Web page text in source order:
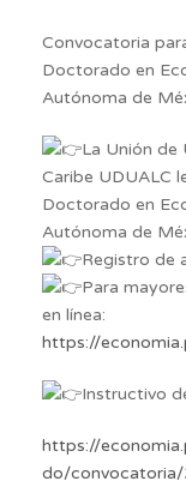
Convocatoria
Doctorado en
Autónoma de
La Unión de
Caribe UDUALC
Doctorado en
Autónoma de
Registro de
Para
en línea:
https://
Instructivo
https://
do/